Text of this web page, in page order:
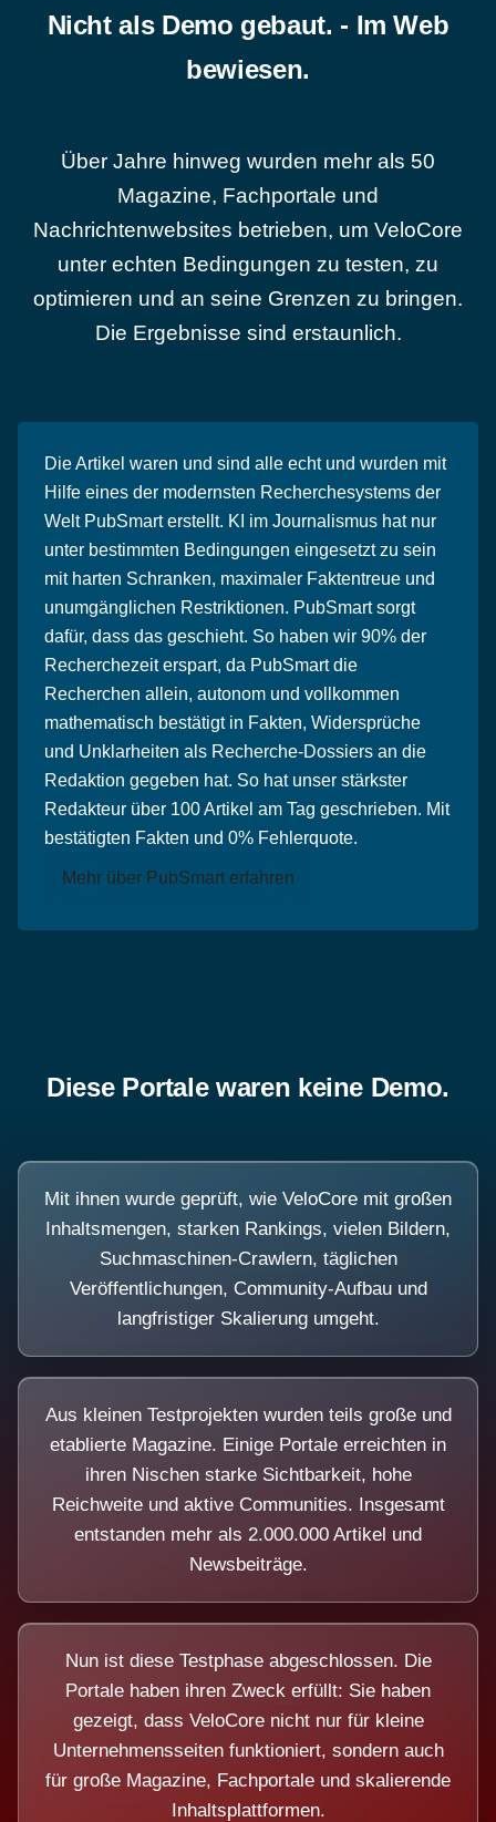
Nicht als Demo gebaut. - Im Web
bewiesen.
Über Jahre hinweg wurden mehr als 50
Magazine, Fachportale und
Nachrichtenwebsites betrieben, um VeloCore
unter echten Bedingungen zu testen, zu
optimieren und an seine Grenzen zu bringen.
Die Ergebnisse sind erstaunlich.
Die Artikel waren und sind alle echt und wurden mit
Hilfe eines der modernsten Recherchesystems der
Welt PubSmart erstellt. KI im Journalismus hat nur
unter bestimmten Bedingungen eingesetzt zu sein
mit harten Schranken, maximaler Faktentreue und
unumgänglichen Restriktionen. PubSmart sorgt
dafür, dass das geschieht. So haben wir 90% der
Recherchezeit erspart, da PubSmart die
Recherchen allein, autonom und vollkommen
mathematisch bestätigt in Fakten, Widersprüche
und Unklarheiten als Recherche-Dossiers an die
Redaktion gegeben hat. So hat unser stärkster
Redakteur über 100 Artikel am Tag geschrieben. Mit
bestätigten Fakten und 0% Fehlerquote.
Mehr über PubSmart erfahren
Diese Portale waren keine Demo.
Mit ihnen wurde geprüft, wie VeloCore mit großen
Inhaltsmengen, starken Rankings, vielen Bildern,
Suchmaschinen-Crawlern, täglichen
Veröffentlichungen, Community-Aufbau und
langfristiger Skalierung umgeht.
Aus kleinen Testprojekten wurden teils große und
etablierte Magazine. Einige Portale erreichten in
ihren Nischen starke Sichtbarkeit, hohe
Reichweite und aktive Communities. Insgesamt
entstanden mehr als 2.000.000 Artikel und
Newsbeiträge.
Nun ist diese Testphase abgeschlossen. Die
Portale haben ihren Zweck erfüllt: Sie haben
gezeigt, dass VeloCore nicht nur für kleine
Unternehmensseiten funktioniert, sondern auch
für große Magazine, Fachportale und skalierende
Inhaltsplattformen.